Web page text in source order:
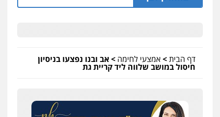
דף הבית>אמצעי לחימה >אב ובנו נפצעו בניסיון
חיסול במושב שלווה ליד קריית גת